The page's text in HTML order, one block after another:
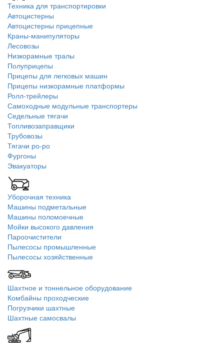
Техника для транспортировки
Автоцистерны
Автоцистерны прицепные
Краны-манипуляторы
Лесовозы
Низкорамные тралы
Полуприцепы
Прицепы для легковых машин
Прицепы низкорамные платформы
Ролл-трейлеры
Самоходные модульные транспортеры
Седельные тягачи
Топливозаправщики
Трубовозы
Тягачи ро-ро
Фургоны
Эвакуаторы
Уборочная техника
Машины подметальные
Машины поломоечные
Мойки высокого давления
Пароочистители
Пылесосы промышленные
Пылесосы хозяйственные
Шахтное и тоннельное оборудование
Комбайны проходческие
Погрузчики шахтные
Шахтные самосвалы